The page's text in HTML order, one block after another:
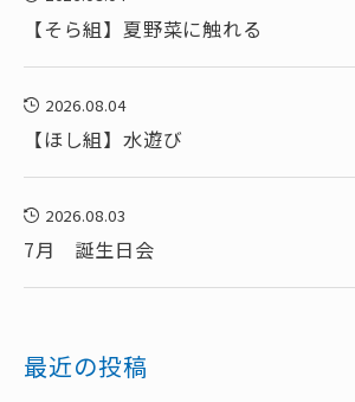
【そら組】夏野菜に触れる
2026.08.04
【ほし組】水遊び
2026.08.03
7月 誕生日会
最近の投稿